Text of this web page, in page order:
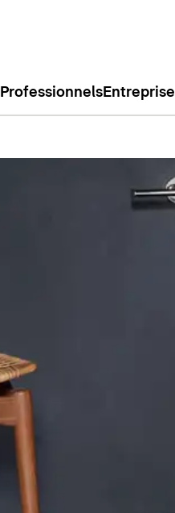
ProfessionnelsEntreprise